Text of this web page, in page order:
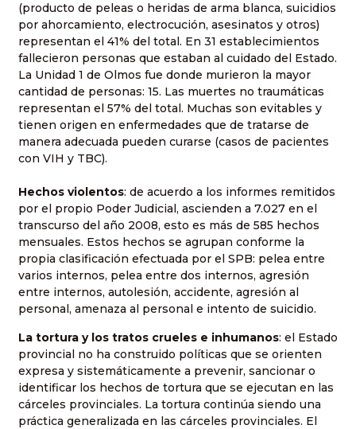
(producto de peleas o heridas de arma blanca, suicidios
por ahorcamiento, electrocución, asesinatos y otros)
representan el 41% del total. En 31 establecimientos
fallecieron personas que estaban al cuidado del Estado.
La Unidad 1 de Olmos fue donde murieron la mayor
cantidad de personas: 15. Las muertes no traumáticas
representan el 57% del total. Muchas son evitables y
tienen origen en enfermedades que de tratarse de
manera adecuada pueden curarse (casos de pacientes
con VIH y TBC).
Hechos violentos: de acuerdo a los informes remitidos
por el propio Poder Judicial, ascienden a 7.027 en el
transcurso del año 2008, esto es más de 585 hechos
mensuales. Estos hechos se agrupan conforme la
propia clasificación efectuada por el SPB: pelea entre
varios internos, pelea entre dos internos, agresión
entre internos, autolesión, accidente, agresión al
personal, amenaza al personal e intento de suicidio.
La tortura y los tratos crueles e inhumanos: el Estado
provincial no ha construido políticas que se orienten
expresa y sistemáticamente a prevenir, sancionar o
identificar los hechos de tortura que se ejecutan en las
cárceles provinciales. La tortura continúa siendo una
práctica generalizada en las cárceles provinciales. El